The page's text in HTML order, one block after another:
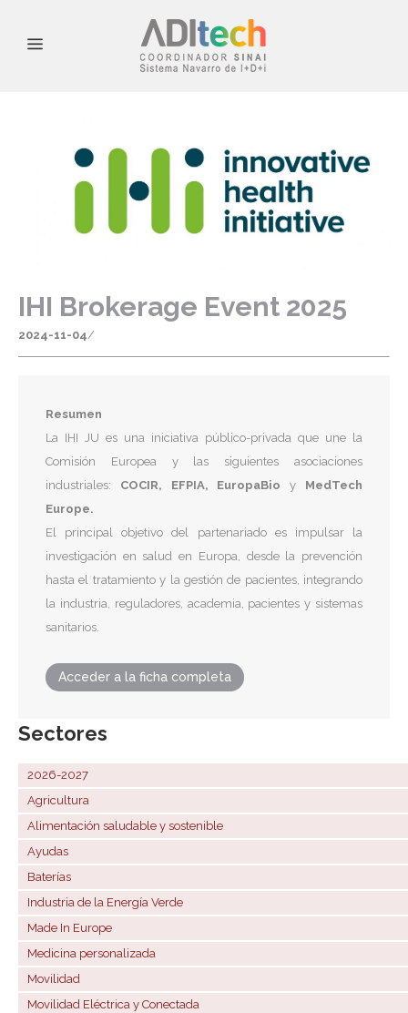
IHI Brokerage Event 2025
2024-11-04/
Resumen
La IHI JU es una iniciativa público-privada que une la
Comisión Europea y las siguientes asociaciones
industriales: COCIR, EFPIA, EuropaBio y MedTech
Europe.
El principal objetivo del partenariado es impulsar la
investigación en salud en Europa, desde la prevención
hasta el tratamiento y la gestión de pacientes, integrando
la industria, reguladores, academia, pacientes y sistemas
sanitarios.
Acceder a la ficha completa
Sectores
2026-2027
Agricultura
Alimentación saludable y sostenible
Ayudas
Baterías
Industria de la Energía Verde
Made In Europe
Medicina personalizada
Movilidad
Movilidad Eléctrica y Conectada